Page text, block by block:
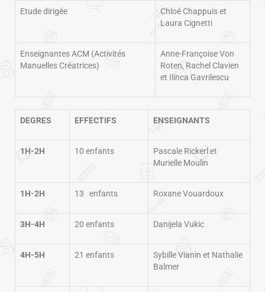
Etude dirigée
Chloé Chappuis et
Laura Cignetti
Enseignantes ACM (Activités
Manuelles Créatrices)
Anne-Françoise Von
Roten, Rachel Clavien
et Ilinca Gavrilescu
DEGRES EFFECTIFS ENSEIGNANTS
1H-2H 10 enfants
Pascale Rickerl et
Murielle Moulin
1H-2H 13 enfants Roxane Vouardoux
3H-4H 20 enfants Danijela Vukic
4H-5H 21 enfants
Sybille Vianin et Nathalie
Balmer